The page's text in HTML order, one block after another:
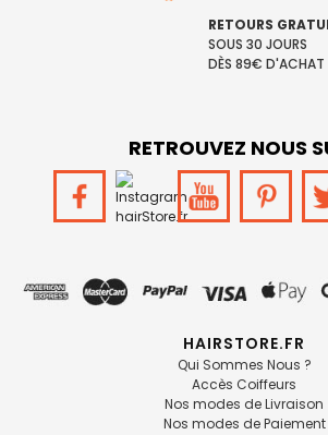
RETOURS
SOUS 30 JOURS
DÈS 89€ D'ACHAT
RETROUVEZ NOUS
HAIRSTORE.FR
Qui Sommes Nous ?
Accès Coiffeurs
Nos modes de Livraison
Nos modes de Paiement